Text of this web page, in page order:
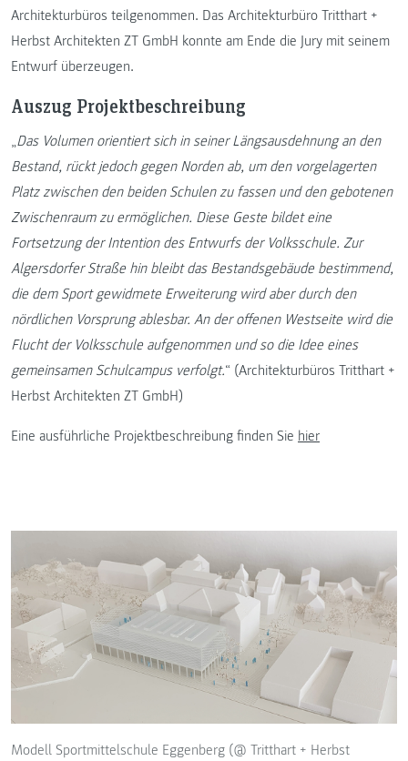
Architekturbüros teilgenommen. Das Architekturbüro Tritthart +
Herbst Architekten ZT GmbH konnte am Ende die Jury mit seinem
Entwurf überzeugen.
Auszug Projektbeschreibung
„Das Volumen orientiert sich in seiner Längsausdehnung an den
Bestand, rückt jedoch gegen Norden ab, um den vorgelagerten
Platz zwischen den beiden Schulen zu fassen und den gebotenen
Zwischenraum zu ermöglichen. Diese Geste bildet eine
Fortsetzung der Intention des Entwurfs der Volksschule. Zur
Algersdorfer Straße hin bleibt das Bestandsgebäude bestimmend,
die dem Sport gewidmete Erweiterung wird aber durch den
nördlichen Vorsprung ablesbar. An der offenen Westseite wird die
Flucht der Volksschule aufgenommen und so die Idee eines
gemeinsamen Schulcampus verfolgt.“ (Architekturbüros Tritthart +
Herbst Architekten ZT GmbH)
Eine ausführliche Projektbeschreibung finden Sie hier
Modell Sportmittelschule Eggenberg (@ Tritthart + Herbst